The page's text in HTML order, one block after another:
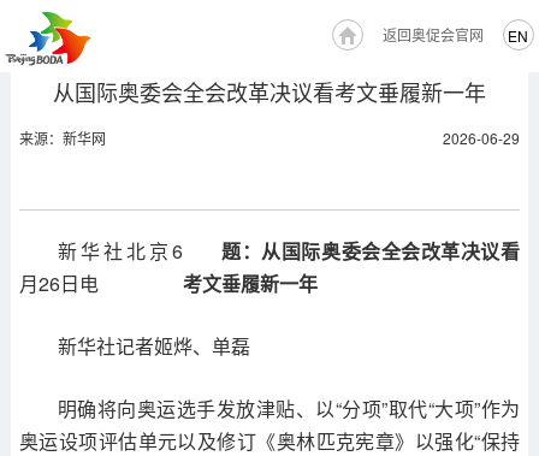
EN
返回奥促会官网
从国际奥委会全会改革决议看考文垂履新一年
来源：新华网 2026-06-29
新华社北京6
月26日电
题：从国际奥委会全会改革决议看
考文垂履新一年
新华社记者姬烨、单磊
明确将向奥运选手发放津贴、以“分项”取代“大项”作为
奥运设项评估单元以及修订《奥林匹克宪章》以强化“保持